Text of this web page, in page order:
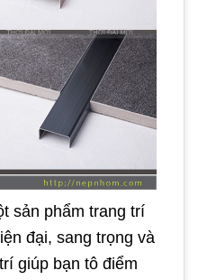
sản phẩm trang trí
đại, sang trọng và
giúp bạn tô điểm